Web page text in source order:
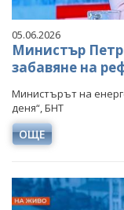
05.06.2026
Министър
забавяне на
Министърът на
деня“, БНТ
ОЩЕ